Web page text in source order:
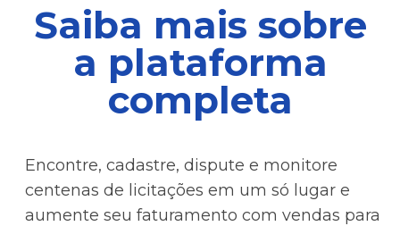
Saiba mais sobre
a plataforma
completa
Encontre, cadastre, dispute e monitore
centenas de licitações em um só lugar e
aumente seu faturamento com vendas para